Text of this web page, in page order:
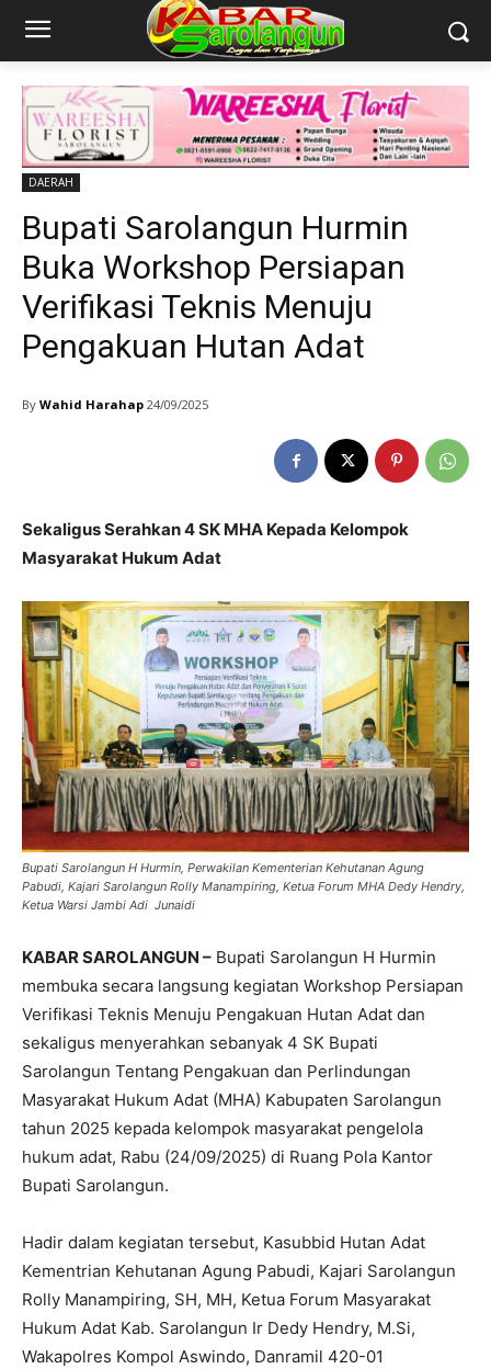
DAERAH
Bupati Sarolangun Hurmin
Buka Workshop Persiapan
Verifikasi Teknis Menuju
Pengakuan Hutan Adat
By Wahid Harahap 24/09/2025
Sekaligus Serahkan 4 SK MHA Kepada Kelompok
Masyarakat Hukum Adat
Bupati Sarolangun H Hurmin, Perwakilan Kementerian Kehutanan Agung
Pabudi, Kajari Sarolangun Rolly Manampiring, Ketua Forum MHA Dedy Hendry,
Ketua Warsi Jambi Adi Junaidi
KABAR SAROLANGUN – Bupati Sarolangun H Hurmin
membuka secara langsung kegiatan Workshop Persiapan
Verifikasi Teknis Menuju Pengakuan Hutan Adat dan
sekaligus menyerahkan sebanyak 4 SK Bupati
Sarolangun Tentang Pengakuan dan Perlindungan
Masyarakat Hukum Adat (MHA) Kabupaten Sarolangun
tahun 2025 kepada kelompok masyarakat pengelola
hukum adat, Rabu (24/09/2025) di Ruang Pola Kantor
Bupati Sarolangun.
Hadir dalam kegiatan tersebut, Kasubbid Hutan Adat
Kementrian Kehutanan Agung Pabudi, Kajari Sarolangun
Rolly Manampiring, SH, MH, Ketua Forum Masyarakat
Hukum Adat Kab. Sarolangun Ir Dedy Hendry, M.Si,
Wakapolres Kompol Aswindo, Danramil 420-01